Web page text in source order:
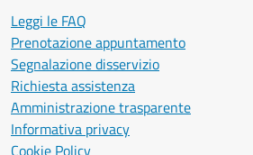
Leggi le FAQ
Prenotazione appuntamento
Segnalazione disservizio
Richiesta assistenza
Amministrazione trasparente
Informativa privacy